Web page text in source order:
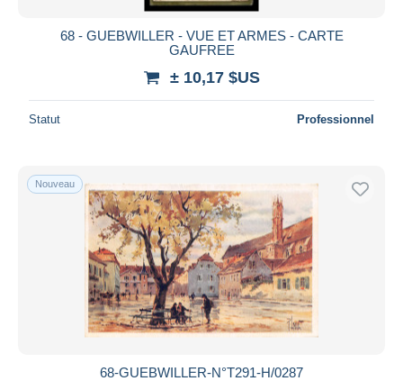
Bancontact
iDeal
Résidence du vendeur
Appliquer
68 - GUEBWILLER - VUE ET ARMES - CARTE
GAUFREE
± 10,17 $US
Statut Professionnel
Nouveau
68-GUEBWILLER-N°T291-H/0287